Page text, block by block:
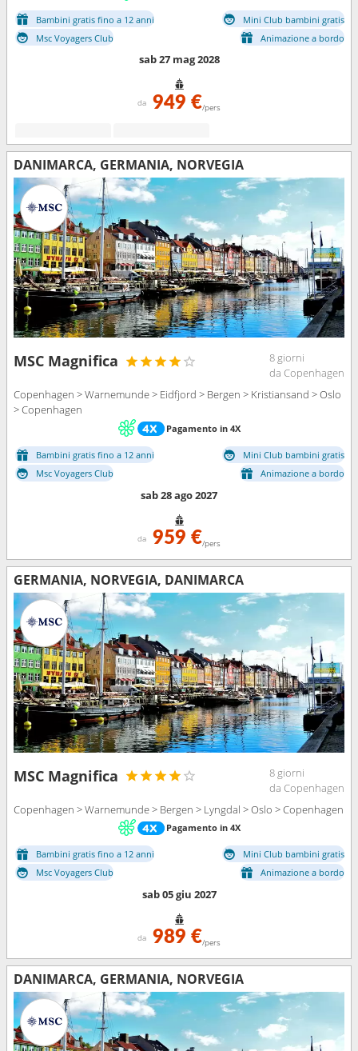
Bambini gratis fino a 12 anni
Mini Club bambini gratis
Msc Voyagers Club
Animazione a bordo
sab 27 mag 2028
da 949 €/pers
DANIMARCA, GERMANIA, NORVEGIA
MSC Magnifica
8 giorni
da Copenhagen
Copenhagen > Warnemunde > Eidfjord > Bergen > Kristiansand > Oslo
> Copenhagen
Pagamento in 4X
Bambini gratis fino a 12 anni
Mini Club bambini gratis
Msc Voyagers Club
Animazione a bordo
sab 28 ago 2027
da 959 €/pers
GERMANIA, NORVEGIA, DANIMARCA
MSC Magnifica
8 giorni
da Copenhagen
Copenhagen > Warnemunde > Bergen > Lyngdal > Oslo > Copenhagen
Pagamento in 4X
Bambini gratis fino a 12 anni
Mini Club bambini gratis
Msc Voyagers Club
Animazione a bordo
sab 05 giu 2027
da 989 €/pers
DANIMARCA, GERMANIA, NORVEGIA